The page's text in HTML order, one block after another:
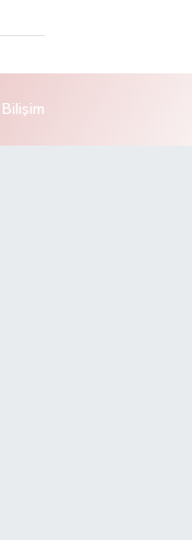
Bilişim